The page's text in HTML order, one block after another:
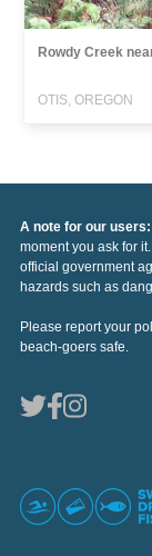
Rowdy Creek
OTIS, OREGON
A note for our users:
moment you ask for
official government
hazards such as
Please report your
beach-goers safe.